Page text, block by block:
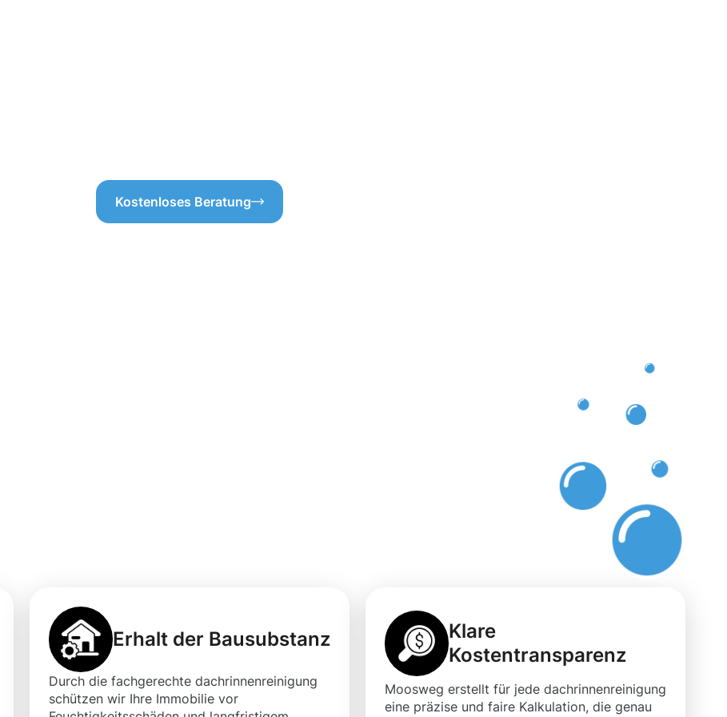
Kostenloses Beratung
Erhalt der Bausubstanz
Durch die fachgerechte dachrinnenreinigung
schützen wir Ihre Immobilie vor
Klare
Kostentransparenz
Moosweg erstellt für jede dachrinnenreinigung
eine präzise und faire Kalkulation, die genau